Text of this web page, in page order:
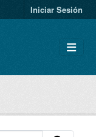
Iniciar Sesión